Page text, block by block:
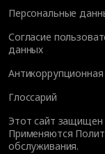
Персональные
Согласие
данных
Глоссарий
Этот сайт защищен
Применяются
обслуживания.